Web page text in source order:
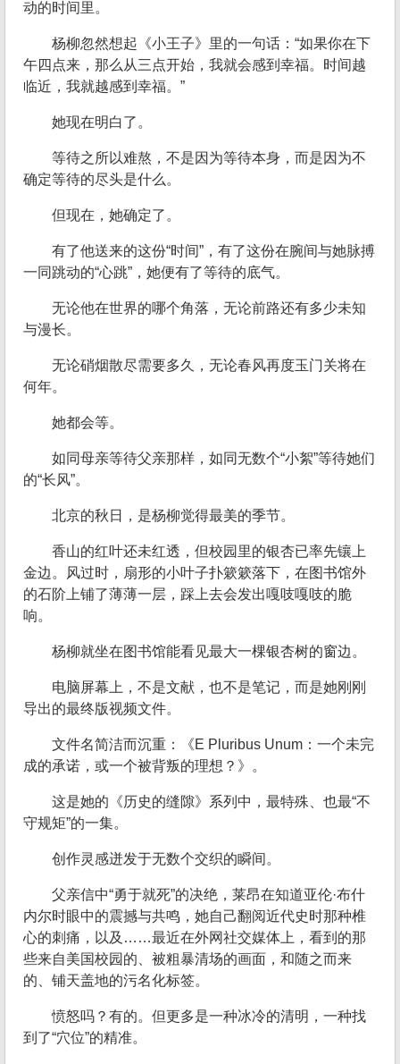
动的时间里。
杨柳忽然想起《小王子》里的一句话：“如果你在下
午四点来，那么从三点开始，我就会感到幸福。时间越
临近，我就越感到幸福。”
她现在明白了。
等待之所以难熬，不是因为等待本身，而是因为不
确定等待的尽头是什么。
但现在，她确定了。
有了他送来的这份“时间”，有了这份在腕间与她脉搏
一同跳动的“心跳”，她便有了等待的底气。
无论他在世界的哪个角落，无论前路还有多少未知
与漫长。
无论硝烟散尽需要多久，无论春风再度玉门关将在
何年。
她都会等。
如同母亲等待父亲那样，如同无数个“小絮”等待她们
的“长风”。
北京的秋日，是杨柳觉得最美的季节。
香山的红叶还未红透，但校园里的银杏已率先镶上
金边。风过时，扇形的小叶子扑簌簌落下，在图书馆外
的石阶上铺了薄薄一层，踩上去会发出嘎吱嘎吱的脆
响。
杨柳就坐在图书馆能看见最大一棵银杏树的窗边。
电脑屏幕上，不是文献，也不是笔记，而是她刚刚
导出的最终版视频文件。
文件名简洁而沉重：《E Pluribus Unum：一个未完
成的承诺，或一个被背叛的理想？》。
这是她的《历史的缝隙》系列中，最特殊、也最“不
守规矩”的一集。
创作灵感迸发于无数个交织的瞬间。
父亲信中“勇于就死”的决绝，莱昂在知道亚伦·布什
内尔时眼中的震撼与共鸣，她自己翻阅近代史时那种椎
心的刺痛，以及……最近在外网社交媒体上，看到的那
些来自美国校园的、被粗暴清场的画面，和随之而来
的、铺天盖地的污名化标签。
愤怒吗？有的。但更多是一种冰冷的清明，一种找
到了“穴位”的精准。